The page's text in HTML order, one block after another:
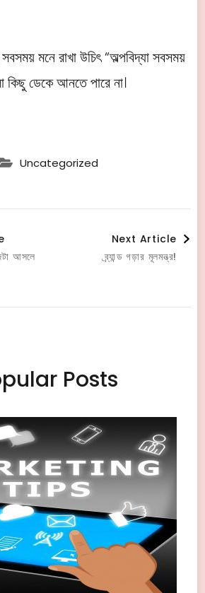
মনে রাখা উচিৎ “অল্পবিদ্যা সবসময়
ডেকে আনতে পারে না।
Uncategorized
আসলে
Next Article
ব্র্যান্ড গড়ার মূলমন্ত্র!
Posts